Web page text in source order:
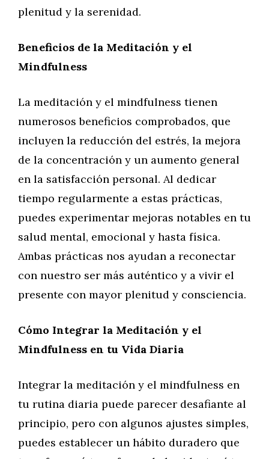
plenitud y la serenidad.
Beneficios de la Meditación y el
Mindfulness
La meditación y el mindfulness tienen
numerosos beneficios comprobados, que
incluyen la reducción del estrés, la mejora
de la concentración y un aumento general
en la satisfacción personal. Al dedicar
tiempo regularmente a estas prácticas,
puedes experimentar mejoras notables en tu
salud mental, emocional y hasta física.
Ambas prácticas nos ayudan a reconectar
con nuestro ser más auténtico y a vivir el
presente con mayor plenitud y consciencia.
Cómo Integrar la Meditación y el
Mindfulness en tu Vida Diaria
Integrar la meditación y el mindfulness en
tu rutina diaria puede parecer desafiante al
principio, pero con algunos ajustes simples,
puedes establecer un hábito duradero que